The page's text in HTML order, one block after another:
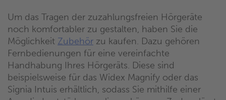
Um das Tragen der zuzahlungsfreien Hörgeräte
noch komfortabler zu gestalten, haben Sie die
Möglichkeit Zubehör zu kaufen. Dazu gehören
Fernbedienungen für eine vereinfachte
Handhabung Ihres Hörgeräts. Diese sind
beispielsweise für das Widex Magnify oder das
Signia Intuis erhältlich, sodass Sie mithilfe einer